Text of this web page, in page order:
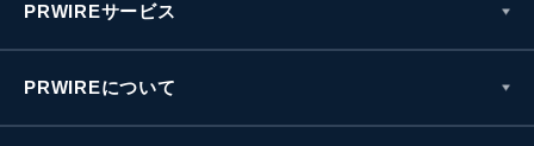
PRWIREサービス
PRWIREについて